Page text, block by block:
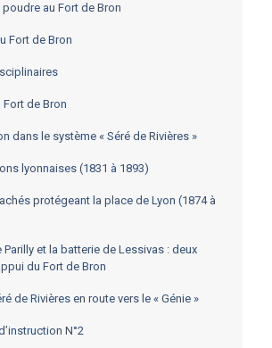
au Fort de Bron
Fort de Bron
de Bron
dans le système « Séré de Rivières »
lyonnaises (1831 à 1893)
protégeant la place de Lyon (1874 à
Parilly et la batterie de Lessivas : deux
du Fort de Bron
de Rivières en route vers le « Génie »
N°2